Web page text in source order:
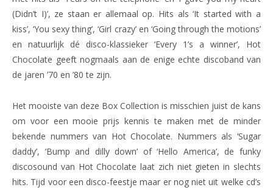
(Didn’t I)’, ze staan er allemaal op. Hits als ‘It started with a
kiss’, ‘You sexy thing’, ‘Girl crazy’ en ‘Going through the motions’
en natuurlijk dé disco-klassieker ‘Every 1’s a winner’, Hot
Chocolate geeft nogmaals aan de enige echte discoband van
de jaren ’70 en ’80 te zijn.
Het mooiste van deze Box Collection is misschien juist de kans
om voor een mooie prijs kennis te maken met de minder
bekende nummers van Hot Chocolate. Nummers als ‘Sugar
daddy’, ‘Bump and dilly down’ of ‘Hello America’, de funky
discosound van Hot Chocolate laat zich niet gieten in slechts
hits. Tijd voor een disco-feestje maar er nog niet uit welke cd’s